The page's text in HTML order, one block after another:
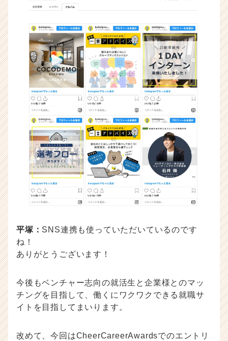
平塚： SNS連携も使っていただいているのです
ね！
ありがとうございます！
今後もベンチャー志向の就活生と企業様とのマッ
チングを目指して、働くにワクワクできる就職サ
イトを目指してまいります。
改めて、今回はCheerCareerAwardsでのエントリ